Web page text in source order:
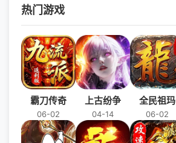
热门游戏
霸刀传奇
06-02
上古纷争
04-14
全民祖玛
06-02